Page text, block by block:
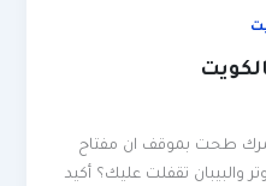
طحت بموقف ان مفتاح
والبيبان تقفلت عليك؟ أكيد